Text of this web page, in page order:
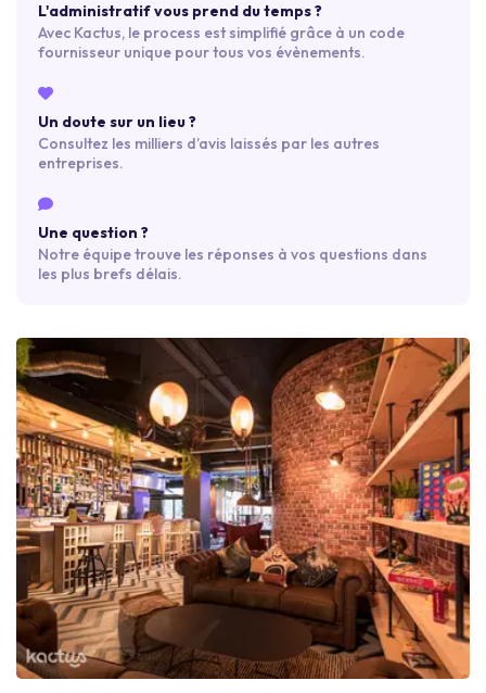
L'administratif vous prend du temps ?
Avec Kactus, le process est simplifié grâce à un code
fournisseur unique pour tous vos évènements.
Un doute sur un lieu ?
Consultez les milliers d’avis laissés par les autres
entreprises.
Une question ?
Notre équipe trouve les réponses à vos questions dans
les plus brefs délais.